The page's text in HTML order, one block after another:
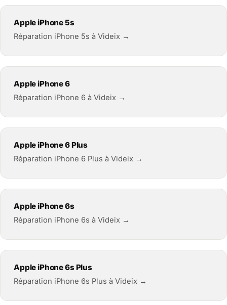
Apple iPhone 5s
Réparation iPhone 5s à Videix →
Apple iPhone 6
Réparation iPhone 6 à Videix →
Apple iPhone 6 Plus
Réparation iPhone 6 Plus à Videix →
Apple iPhone 6s
Réparation iPhone 6s à Videix →
Apple iPhone 6s Plus
Réparation iPhone 6s Plus à Videix →